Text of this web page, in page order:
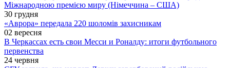
Міжнародною премією миру (Німеччина – США)
30 грудня
«Аврора» передала 220 шоломів захисникам
02 вересня
В Черкассах есть свои Месси и Роналду: итоги футбольного
первенства
24 червня